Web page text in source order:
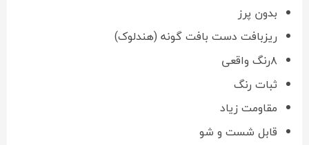
بدون پرز
ریزبافت دست بافت گونه (هندلوک)
۸رنگ واقعی
ثبات رنگ
مقاومت زیاد
قابل شست و شو